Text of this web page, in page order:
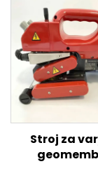
Stroj za